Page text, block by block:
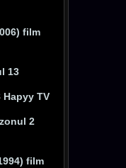
film
13
TV
2
film